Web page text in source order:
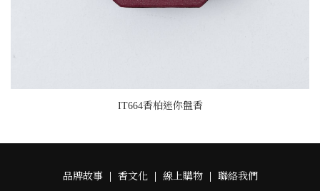
IT664香柏迷你盤香
品牌故事 香文化 線上購物 聯絡我們